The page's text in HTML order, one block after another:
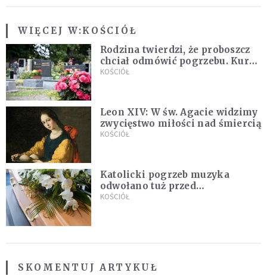
WIĘCEJ W:KOŚCIÓŁ
Rodzina twierdzi, że proboszcz
chciał odmówić pogrzebu. Kuria
zapowiada wyjaśnienia
KOŚCIÓŁ
Leon XIV: W św. Agacie widzimy
zwycięstwo miłości nad śmiercią
KOŚCIÓŁ
Katolicki pogrzeb muzyka
odwołano tuż przed
uroczystością. Powodem była
KOŚCIÓŁ
SKOMENTUJ ARTYKUŁ